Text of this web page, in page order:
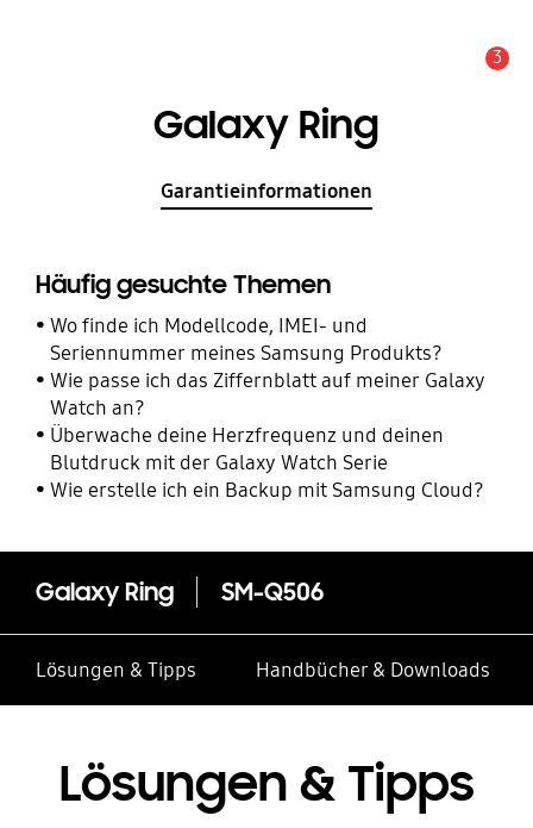
3
Galaxy Ring
Garantieinformationen
Häufig gesuchte Themen
Wo finde ich Modellcode, IMEI- und
Seriennummer meines Samsung Produkts?
Wie passe ich das Ziffernblatt auf meiner Galaxy
Watch an?
Überwache deine Herzfrequenz und deinen
Blutdruck mit der Galaxy Watch Serie
Wie erstelle ich ein Backup mit Samsung Cloud?
Galaxy Ring SM-Q506
Lösungen & Tipps Handbücher & Downloads
Lösungen & Tipps